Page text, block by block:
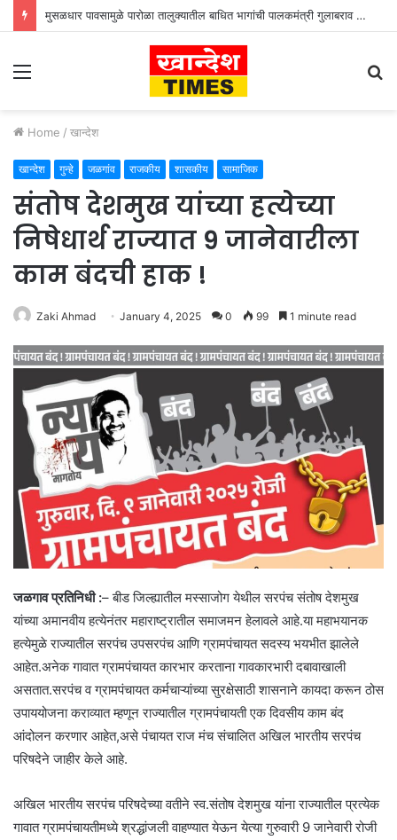
मुसळधार पावसामुळे पारोळा तालुक्यातील बाधित भागांची पालकमंत्री गुलाबराव पाटील जलसंपदा मंत्री गिरीश महाजन यांनी केली पाहणी
Menu
Home / खान्देश
खान्देश गुन्हे जळगांव राजकीय शासकीय सामाजिक
संतोष देशमुख यांच्या हत्येच्या
निषेधार्थ राज्यात 9 जानेवारीला
काम बंदची हाक !
Zaki Ahmad January 4, 2025 0 99 1 minute read
जळगाव प्रतिनिधी :– बीड जिल्ह्यातील मस्साजोग येथील सरपंच संतोष देशमुख
यांच्या अमानवीय हत्येनंतर महाराष्ट्रातील समाजमन हेलावले आहे.या महाभयानक
हत्येमुळे राज्यातील सरपंच उपसरपंच आणि ग्रामपंचायत सदस्य भयभीत झालेले
आहेत.अनेक गावात ग्रामपंचायत कारभार करताना गावकारभारी दबावाखाली
असतात.सरपंच व ग्रामपंचायत कर्मचाऱ्यांच्या सुरक्षेसाठी शासनाने कायदा करून ठोस
उपाययोजना कराव्यात म्हणून राज्यातील ग्रामपंचायती एक दिवसीय काम बंद
आंदोलन करणार आहेत,असे पंचायत राज मंच संचालित अखिल भारतीय सरपंच
परिषदेने जाहीर केले आहे.
अखिल भारतीय सरपंच परिषदेच्या वतीने स्व.संतोष देशमुख यांना राज्यातील प्रत्येक
गावात ग्रामपंचायतीमध्ये श्रद्धांजली वाहण्यात येऊन येत्या गुरुवारी 9 जानेवारी रोजी